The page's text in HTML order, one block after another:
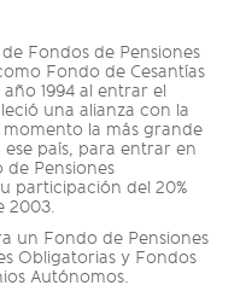
Fondos de Pensiones
Fondo de Cesantías
1994 al entrar el
una alianza con la
momento la más grande
país, para entrar en
Pensiones
participación del 20%
2003.
un Fondo de Pensiones
Obligatorias y Fondos
Autónomos.